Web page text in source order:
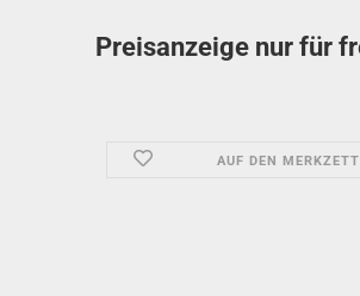
Preisanzeige nur für
AUF DEN